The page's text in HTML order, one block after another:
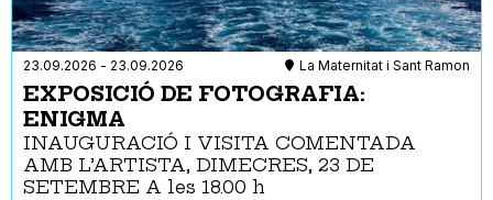
23.09.2026 - 23.09.2026 La Maternitat i Sant Ramon
EXPOSICIÓ DE FOTOGRAFIA:
ENIGMA
INAUGURACIÓ I VISITA COMENTADA
AMB L’ARTISTA, DIMECRES, 23 DE
SETEMBRE A les 18.00 h